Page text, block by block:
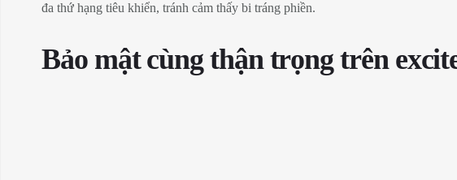
đa thứ hạng tiêu khiển, tránh cảm thấy bi tráng phiền.
Bảo mật cùng thận trọng trên